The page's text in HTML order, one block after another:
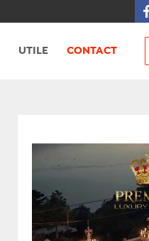
UTILE CONTACT